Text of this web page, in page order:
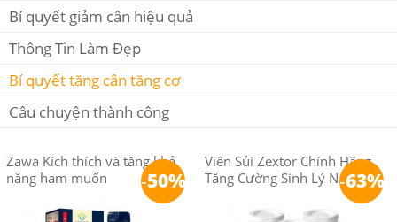
Bí quyết giảm cân hiệu quả
Thông Tin Làm Đẹp
Bí quyết tăng cân tăng cơ
Câu chuyện thành công
Zawa Kích thích và tăng khả
năng ham muốn
-50%
Viên Sủi Zextor Chính Hãng
Tăng Cường Sinh Lý Nam
-63%